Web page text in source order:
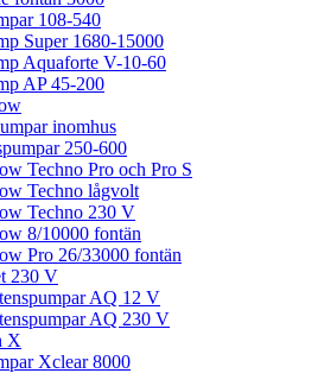
108-540
Super 1680-15000
Aquaforte V-10-60
AP 45-200
inomhus
250-600
Techno Pro och Pro S
Techno lågvolt
Techno 230 V
8/10000 fontän
Pro 26/33000 fontän
230 V
AQ 12 V
AQ 230 V
X
Xclear 8000